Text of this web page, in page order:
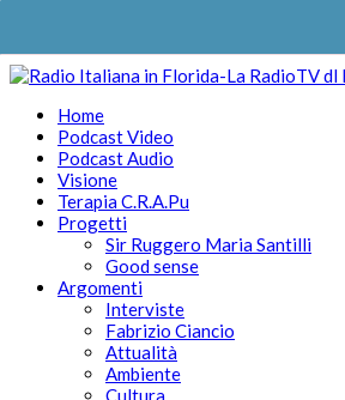
Home
Podcast Video
Podcast Audio
Visione
Terapia C.R.A.Pu
Progetti
Sir Ruggero Maria Santilli
Good sense
Argomenti
Interviste
Fabrizio Ciancio
Attualità
Ambiente
Cultura